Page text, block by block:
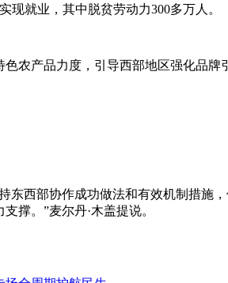
现就业，其中脱贫劳动力300多万人。
农产品力度，引导西部地区强化品
东西部协作成功做法和有效机制措
撑。”麦尔丹·木盖提说。